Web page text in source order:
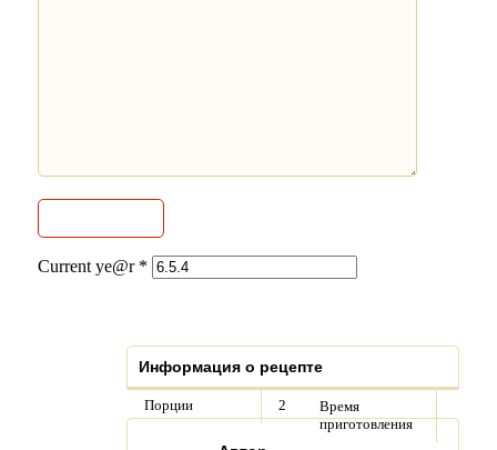
Current ye@r *
Информация о рецепте
Порции 2
Время
приготовления